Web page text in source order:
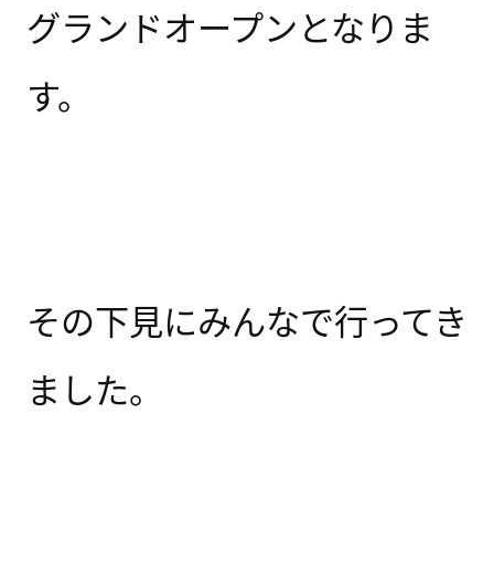
グランドオープンとなりま
す。
その下見にみんなで行ってき
ました。